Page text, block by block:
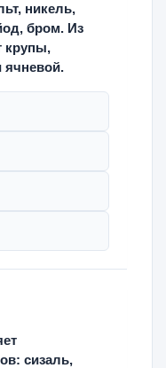
никель,
бром. Из
крупы,
ячневой.
сизаль,